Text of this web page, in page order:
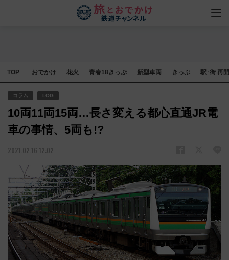
TOP おでかけ 花火 青春18きっぷ 新型車両 きっぷ 駅･街 再
コラム LOG
10両11両15両…長さ変える都心直通JR電
車の事情、5両も!?
2021.02.16 12:02